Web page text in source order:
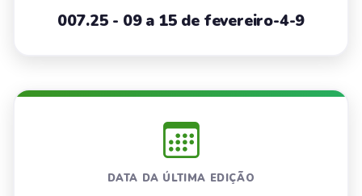
007.25 - 09 a 15 de fevereiro-4-9
DATA DA ÚLTIMA EDIÇÃO